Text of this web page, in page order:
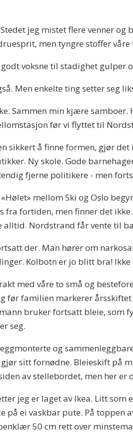
jeg mistet flere venner
men tyngre stoffer
voksne til stadighet
Men enkelte ting setter seg
Sammen min kjære
før vi flyttet til
sikkert å finne formen, gjør
Ny skole. Gode
fjerne politikere - men
mellom Ski og Oslo
fra fortiden, men finner det
Nordstrand får vente til
der. Man hører om
Kolbotn er jo blitt bra!
med våre to små og
før familien markerer
bruker fortsatt bleie, som
seg.
og
sitt fornødne. Bleieskift på
av stellebordet, men her
jeg er laget av Ikea. Litt
på ei vaskbar pute. På toppen
50 cm rett over